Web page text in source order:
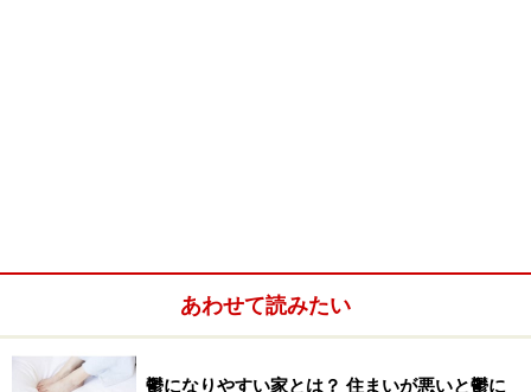
あわせて読みたい
鬱になりやすい家とは？ 住まいが悪いと鬱に